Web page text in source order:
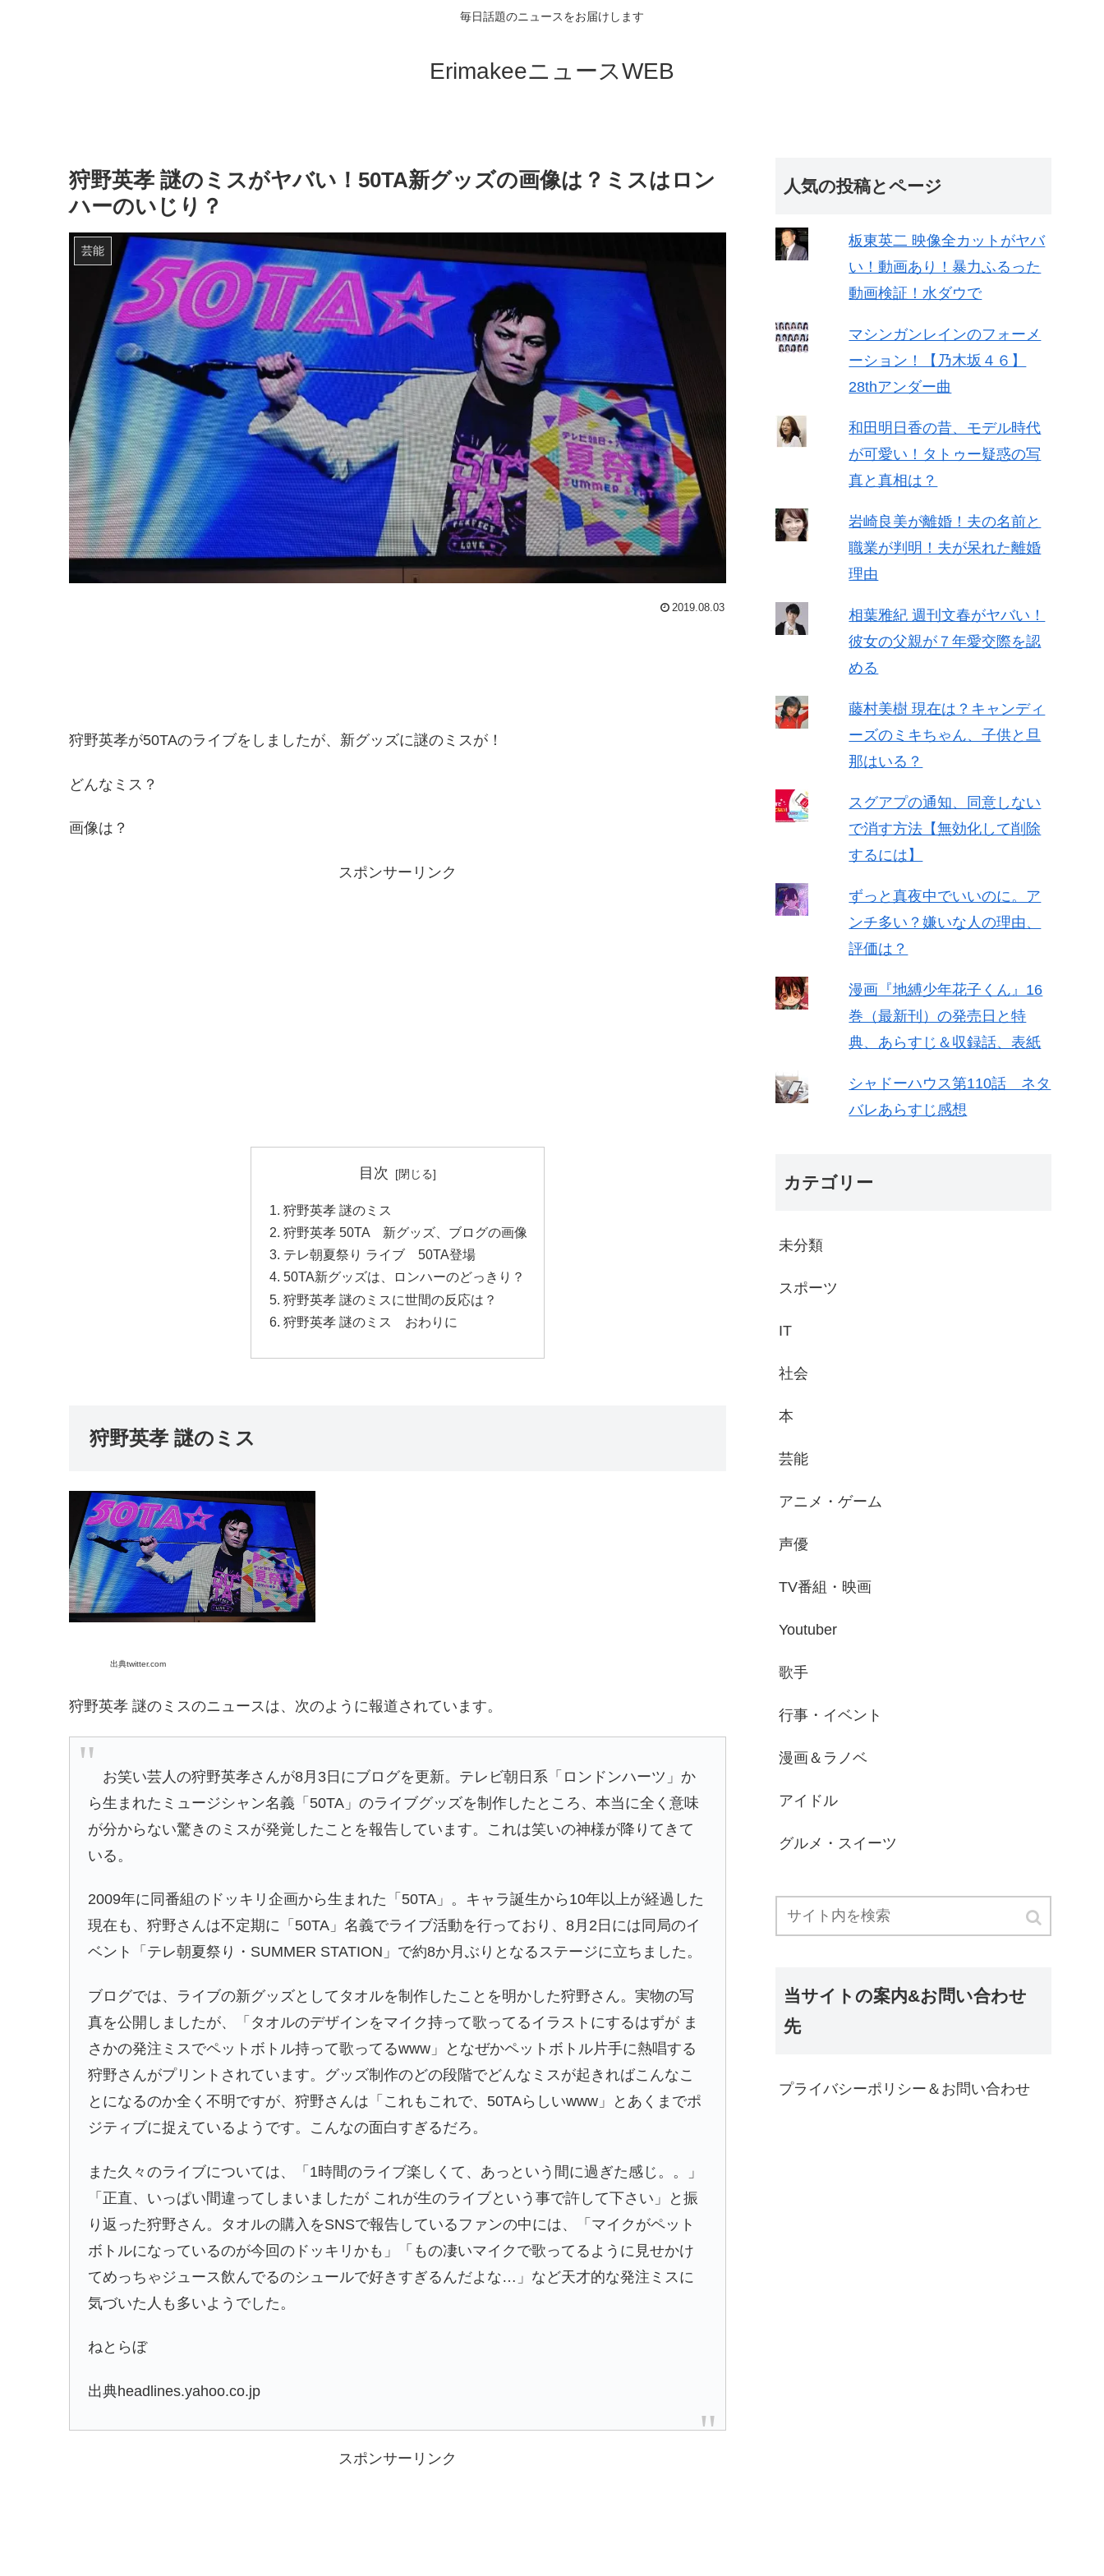
毎日話題のニュースをお届けします
ErimakeeニュースWEB
狩野英孝 謎のミスがヤバい！50TA新グッズの画像は？ミスはロン
ハーのいじり？
芸能
2019.08.03
狩野英孝が50TAのライブをしましたが、新グッズに謎のミスが！
どんなミス？
画像は？
スポンサーリンク
目次
狩野英孝 謎のミス
狩野英孝 50TA 新グッズ、ブログの画像
テレ朝夏祭り ライブ 50TA登場
50TA新グッズは、ロンハーのどっきり？
狩野英孝 謎のミスに世間の反応は？
狩野英孝 謎のミス おわりに
狩野英孝 謎のミス
出典twitter.com
狩野英孝 謎のミスのニュースは、次のように報道されています。
お笑い芸人の狩野英孝さんが8月3日にブログを更新。テレビ朝日系「ロンドンハーツ」か
ら生まれたミュージシャン名義「50TA」のライブグッズを制作したところ、本当に全く意味
が分からない驚きのミスが発覚したことを報告しています。これは笑いの神様が降りてきて
いる。
2009年に同番組のドッキリ企画から生まれた「50TA」。キャラ誕生から10年以上が経過した
現在も、狩野さんは不定期に「50TA」名義でライブ活動を行っており、8月2日には同局のイ
ベント「テレ朝夏祭り・SUMMER STATION」で約8か月ぶりとなるステージに立ちました。
ブログでは、ライブの新グッズとしてタオルを制作したことを明かした狩野さん。実物の写
真を公開しましたが、「タオルのデザインをマイク持って歌ってるイラストにするはずが ま
さかの発注ミスでペットボトル持って歌ってるwww」となぜかペットボトル片手に熱唱する
狩野さんがプリントされています。グッズ制作のどの段階でどんなミスが起きればこんなこ
とになるのか全く不明ですが、狩野さんは「これもこれで、50TAらしいwww」とあくまでポ
ジティブに捉えているようです。こんなの面白すぎるだろ。
また久々のライブについては、「1時間のライブ楽しくて、あっという間に過ぎた感じ。。」
「正直、いっぱい間違ってしまいましたが これが生のライブという事で許して下さい」と振
り返った狩野さん。タオルの購入をSNSで報告しているファンの中には、「マイクがペット
ボトルになっているのが今回のドッキリかも」「もの凄いマイクで歌ってるように見せかけ
てめっちゃジュース飲んでるのシュールで好きすぎるんだよな…」など天才的な発注ミスに
気づいた人も多いようでした。
ねとらぼ
出典headlines.yahoo.co.jp
スポンサーリンク
人気の投稿とページ
板東英二 映像全カットがヤバ
い！動画あり！暴力ふるった
動画検証！水ダウで
マシンガンレインのフォーメ
ーション！【乃木坂４６】
28thアンダー曲
和田明日香の昔、モデル時代
が可愛い！タトゥー疑惑の写
真と真相は？
岩崎良美が離婚！夫の名前と
職業が判明！夫が呆れた離婚
理由
相葉雅紀 週刊文春がヤバい！
彼女の父親が７年愛交際を認
める
藤村美樹 現在は？キャンディ
ーズのミキちゃん、子供と旦
那はいる？
スグアプの通知、同意しない
で消す方法【無効化して削除
するには】
ずっと真夜中でいいのに。ア
ンチ多い？嫌いな人の理由、
評価は？
漫画『地縛少年花子くん』16
巻（最新刊）の発売日と特
典、あらすじ＆収録話、表紙
シャドーハウス第110話 ネタ
バレあらすじ感想
カテゴリー
未分類
スポーツ
IT
社会
本
芸能
アニメ・ゲーム
声優
TV番組・映画
Youtuber
歌手
行事・イベント
漫画＆ラノベ
アイドル
グルメ・スイーツ
当サイトの案内&お問い合わせ
先
プライバシーポリシー＆お問い合わせ